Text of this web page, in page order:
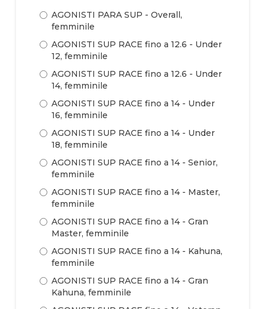
AGONISTI PARA SUP - Overall,
femminile
AGONISTI SUP RACE fino a 12.6 - Under
12, femminile
AGONISTI SUP RACE fino a 12.6 - Under
14, femminile
AGONISTI SUP RACE fino a 14 - Under
16, femminile
AGONISTI SUP RACE fino a 14 - Under
18, femminile
AGONISTI SUP RACE fino a 14 - Senior,
femminile
AGONISTI SUP RACE fino a 14 - Master,
femminile
AGONISTI SUP RACE fino a 14 - Gran
Master, femminile
AGONISTI SUP RACE fino a 14 - Kahuna,
femminile
AGONISTI SUP RACE fino a 14 - Gran
Kahuna, femminile